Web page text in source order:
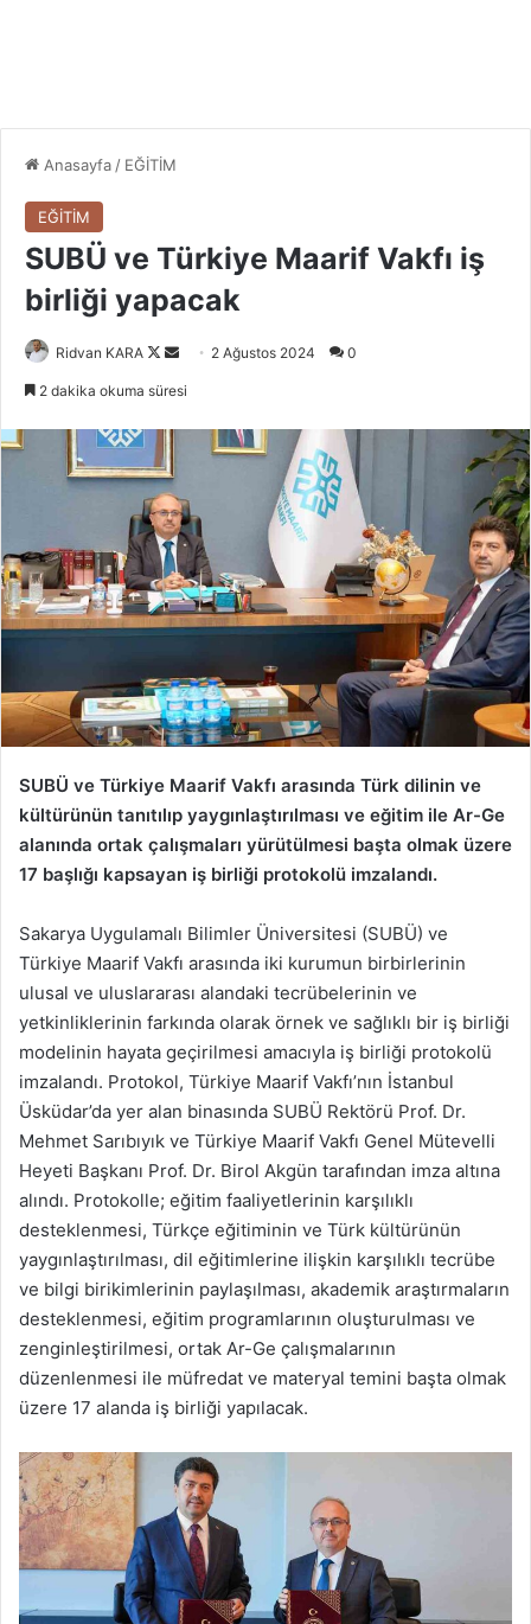
Anasayfa / EĞİTİM
EĞİTİM
SUBÜ ve Türkiye Maarif Vakfı iş
birliği yapacak
Ridvan KARA
Follow
Bir
göndermek
2 Ağustos 2024 0
2 dakika okuma süresi
SUBÜ ve Türkiye Maarif Vakfı arasında Türk dilinin ve
kültürünün tanıtılıp yaygınlaştırılması ve eğitim ile Ar-Ge
alanında ortak çalışmaları yürütülmesi başta olmak üzere
17 başlığı kapsayan iş birliği protokolü imzalandı.
Sakarya Uygulamalı Bilimler Üniversitesi (SUBÜ) ve
Türkiye Maarif Vakfı arasında iki kurumun birbirlerinin
ulusal ve uluslararası alandaki tecrübelerinin ve
yetkinliklerinin farkında olarak örnek ve sağlıklı bir iş birliği
modelinin hayata geçirilmesi amacıyla iş birliği protokolü
imzalandı. Protokol, Türkiye Maarif Vakfı’nın İstanbul
Üsküdar’da yer alan binasında SUBÜ Rektörü Prof. Dr.
Mehmet Sarıbıyık ve Türkiye Maarif Vakfı Genel Mütevelli
Heyeti Başkanı Prof. Dr. Birol Akgün tarafından imza altına
alındı. Protokolle; eğitim faaliyetlerinin karşılıklı
desteklenmesi, Türkçe eğitiminin ve Türk kültürünün
yaygınlaştırılması, dil eğitimlerine ilişkin karşılıklı tecrübe
ve bilgi birikimlerinin paylaşılması, akademik araştırmaların
desteklenmesi, eğitim programlarının oluşturulması ve
zenginleştirilmesi, ortak Ar-Ge çalışmalarının
düzenlenmesi ile müfredat ve materyal temini başta olmak
üzere 17 alanda iş birliği yapılacak.